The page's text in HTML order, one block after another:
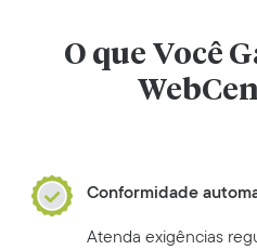
O que Você
Conformidade
Atenda exigências